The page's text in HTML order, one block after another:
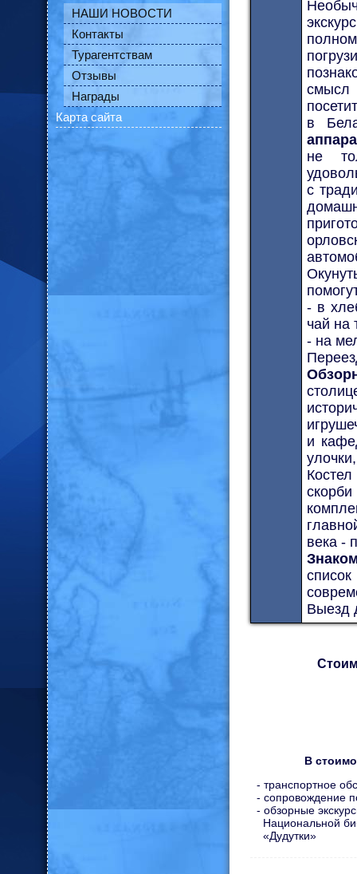
НАШИ НОВОСТИ
Контакты
Турагентствам
Отзывы
Награды
Карта сайта
смысл
в
не
с
- в
чай на
- на
и
века -
Выезд
В
- транспортное
- сопровождение
- обзорные
Национальной
«Дудутки»